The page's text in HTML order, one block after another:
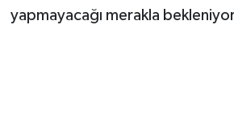
yapmayacağı merakla